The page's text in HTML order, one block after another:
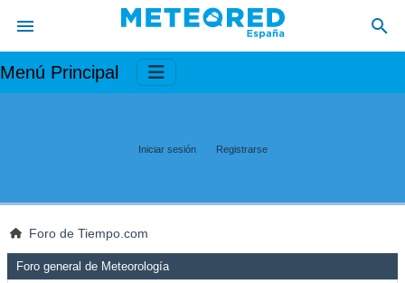
Menú Principal
Iniciar sesión Registrarse
Foro de Tiempo.com
Foro general de Meteorología